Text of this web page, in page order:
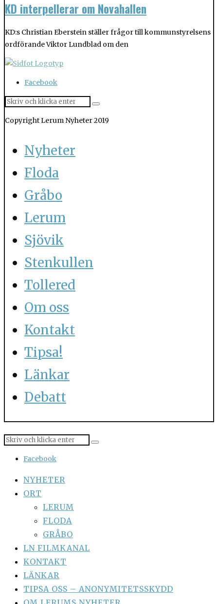
KD interpellerar om Novahallen
KD:s Christian Eberstein ställer frågor till kommunstyrelsens
ordförande Viktor Lundblad om den
Facebook
Copyright Lerum Nyheter 2019
Nyheter
Floda
Gråbo
Lerum
Sjövik
Stenkullen
Tollered
Om oss
Kontakt
Tipsa!
Länkar
Debatt
Facebook
NYHETER
ORT
LERUM
FLODA
GRÅBO
LN FILMKANAL
KONTAKT
LÄNKAR
TIPSA OSS – ANONYMITETSSKYDD